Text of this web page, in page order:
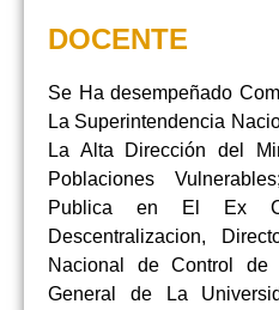
DOCENTE
Se Ha desempeñado
La Superintendencia
La Alta Dirección del
Poblaciones
Publica en El Ex
Descentralizacion,
Nacional de Control de
General de La